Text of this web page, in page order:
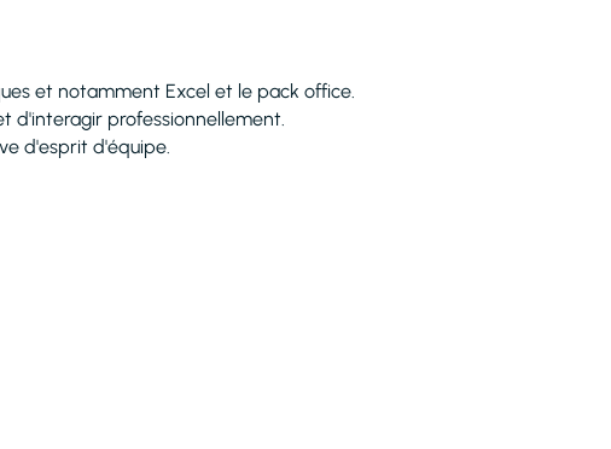
et notamment Excel et le pack office.
d'interagir professionnellement.
d'esprit d'équipe.